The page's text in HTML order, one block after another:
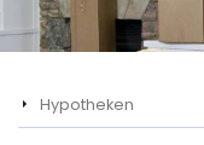
Hypotheken